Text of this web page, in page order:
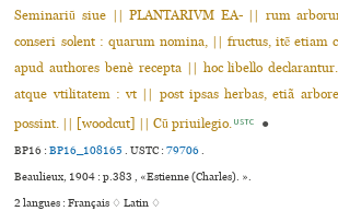
Seminariũ siue || PLANTARIVM EA- || rum
conseri solent : quarum nomina, || fructus, itẽ etiam
apud authores benè recepta || hoc libello
atque vtilitatem : vt || post ipsas herbas, etiã
possint. || [woodcut] || Cũ priuilegio. USTC ●
BP16 :BP16_108165 .USTC :79706.
Beaulieux, 1904 : p.383 , «Estienne (Charles). ».
2 langues :Français ♢Latin ♢